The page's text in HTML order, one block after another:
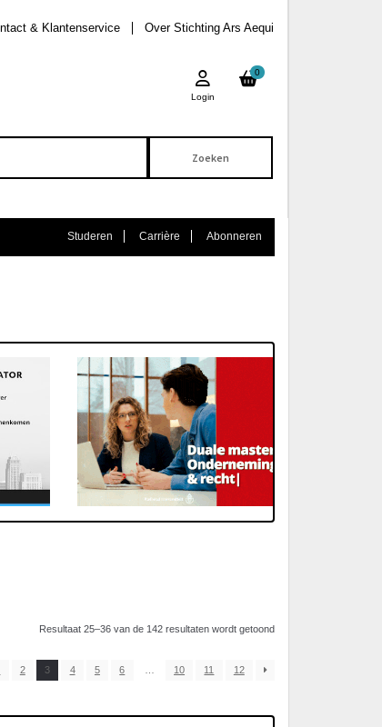
Over Stichting Ars Aequi
& Klantenservice
0
Login
Studeren Carrière Abonneren
Resultaat 25–36 van de 142 resultaten wordt getoond
2 3 4 5 6 10 11 12